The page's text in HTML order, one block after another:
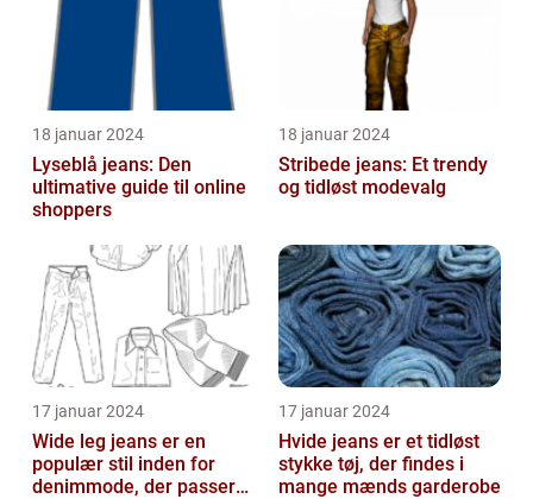
18 januar 2024
Lyseblå jeans: Den
ultimative guide til online
shoppers
18 januar 2024
Stribede jeans: Et trendy
og tidløst modevalg
17 januar 2024
Wide leg jeans er en
populær stil inden for
denimmode, der passer
17 januar 2024
Hvide jeans er et tidløst
stykke tøj, der findes i
mange mænds garderobe